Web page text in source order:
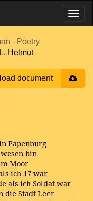
- Poetry
Helmut
document
Papenburg
bin
Moor
ich 17 war
als ich Soldat war
die Stadt Leer